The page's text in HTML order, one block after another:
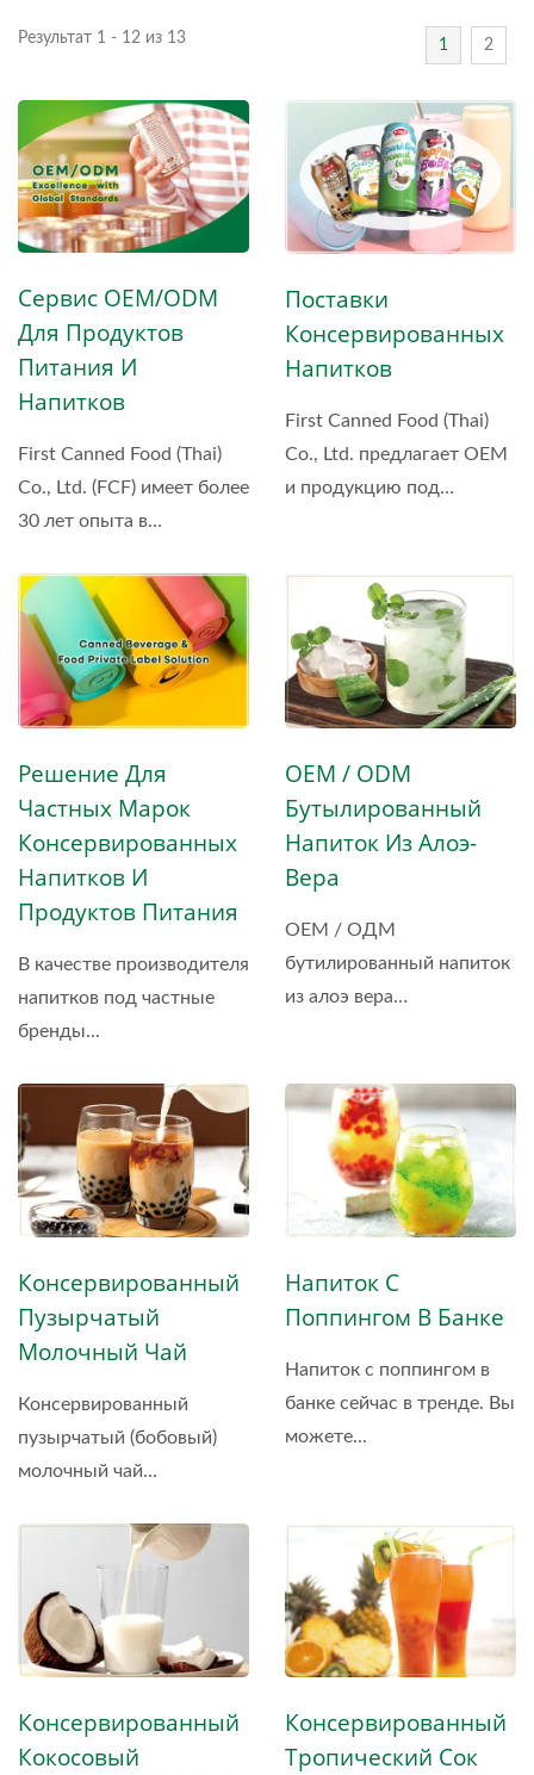
Результат 1 - 12 из 13 1 2
Сервис OEM/ODM
Для Продуктов
Питания И
Напитков
First Canned Food (Thai)
Co., Ltd. (FCF) имеет более
30 лет опыта в
Поставки
Консервированных
Напитков
First Canned Food (Thai)
Co., Ltd. предлагает OEM
и продукцию под
Решение Для
Частных Марок
Консервированных
Напитков И
Продуктов Питания
В качестве производителя
напитков под частные
бренды...
OEM / ODM
Бутылированный
Напиток Из Алоэ-
Вера
ОЕМ / ОДМ
бутилированный напиток
из алоэ вера
Консервированный
Пузырчатый
Молочный Чай
Консервированный
пузырчатый (бобовый)
молочный чай...
Напиток С
Поппингом В Банке
Напиток с поппингом в
банке сейчас в тренде. Вы
можете...
Консервированный
Кокосовый
Консервированный
Тропический Сок